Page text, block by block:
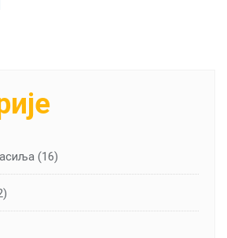
(16)